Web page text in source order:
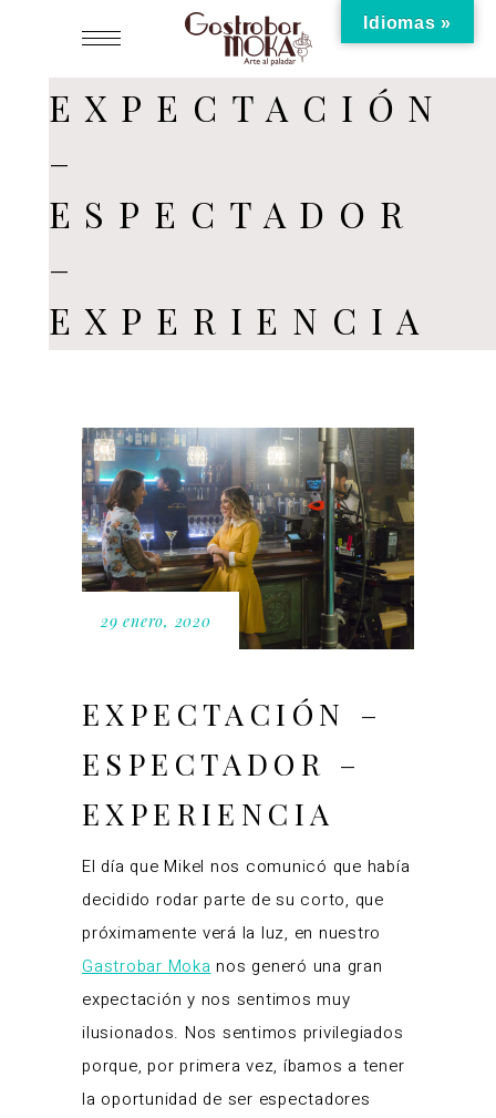
EXPECTACIÓN
–
ESPECTADOR
–
EXPERIENCIA
29 enero, 2020
EXPECTACIÓN –
ESPECTADOR –
EXPERIENCIA
El día que Mikel nos comunicó que había
decidido rodar parte de su corto, que
próximamente verá la luz, en nuestro
Gastrobar Moka nos generó una gran
expectación y nos sentimos muy
ilusionados. Nos sentimos privilegiados
porque, por primera vez, íbamos a tener
la oportunidad de ser espectadores
Idiomas »